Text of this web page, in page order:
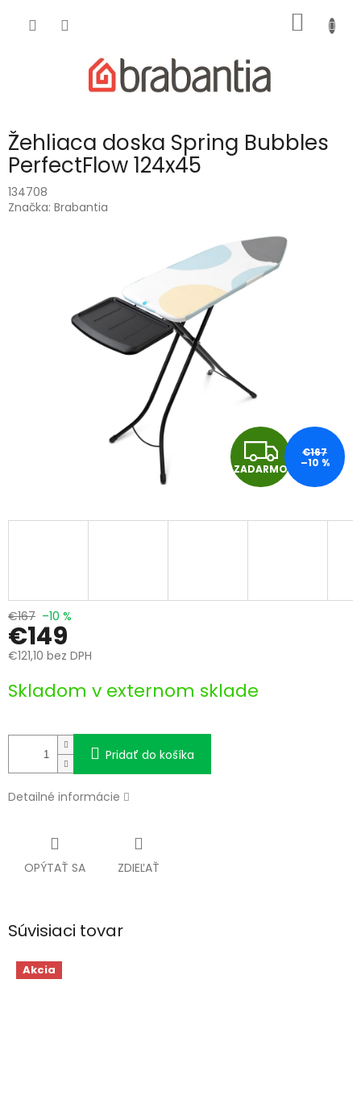
KOŠÍK
Žehliaca doska Spring Bubbles
PerfectFlow 124x45
134708
Značka: Brabantia
Z
A
D
ZADARMO
€167
–10 %
€167 –10 %
€149
€121,10 bez DPH
cena:
Skladom v externom sklade
Pridať do košíka
Detailné informácie
OPÝTAŤ SA ZDIEĽAŤ
Súvisiaci tovar
Akcia